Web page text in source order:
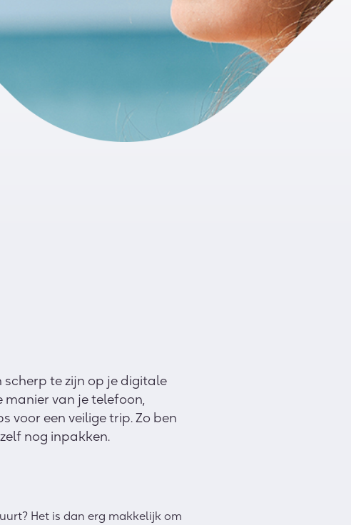
te zijn op je digitale
manier van je telefoon,
voor een veilige trip. Zo ben
nog inpakken.
Het is dan erg makkelijk om